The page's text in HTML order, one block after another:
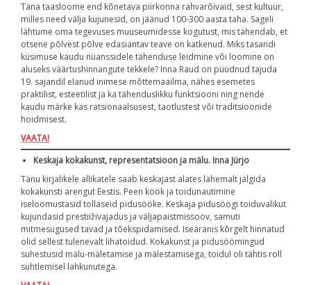
Täna taasloome end kõnetava piirkonna rahvarõivaid, sest kultuur,
milles need välja kujunesid, on jäänud 100-300 aasta taha. Sageli
lähtume oma tegevuses muuseumidesse kogutust, mis tähendab, et
otsene põlvest põlve edasiantav teave on katkenud. Miks tasandi
küsimuse kaudu nüanssidele tähenduse leidmine või loomine on
aluseks väärtushinnangute tekkele? Inna Raud on püüdnud tajuda
19. sajandil elanud inimese mõttemaailma, nähes esemetes
praktilist, esteetilist ja ka tähenduslikku funktsiooni ning nende
kaudu märke kas ratsionaalsusest, taotlustest või traditsioonide
hoidmisest.
VAATA!
Keskaja kokakunst, representatsioon ja mälu. Inna Jürjo
Tänu kirjalikele allikatele saab keskajast alates lähemalt jälgida
kokakunsti arengut Eestis. Peen köök ja toidunautimine
iseloomustasid tollaseid pidusööke. Keskaja pidusöögi toiduvalikut
kujundasid prestiiživajadus ja väljapaistmissoov, samuti
mitmesugused tavad ja tõekspidamised. Iseäranis kõrgelt hinnatud
olid sellest tulenevalt lihatoidud. Kokakunst ja pidusöömingud
suhestusid mälu-mäletamise ja mälestamisega, toidul oli tähtis roll
suhtlemisel lahkunutega.